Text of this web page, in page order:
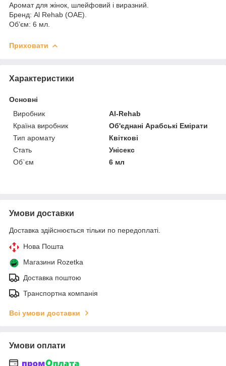
Аромат для жінок, шлейфовий і виразний.
Бренд: Al Rehab (ОАЕ).
Об’єм: 6 мл.
Приховати
Характеристики
Основні
Виробник
Al-Rehab
Країна виробник
Об'єднані Арабські Емірати
Тип аромату
Квіткові
Стать
Унісекс
Об`єм
6 мл
Умови доставки
Доставка здійснюється тільки по передоплаті.
Нова Пошта
Магазини Rozetka
Доставка поштою
Транспортна компанія
Всі умови доставки
Умови оплати